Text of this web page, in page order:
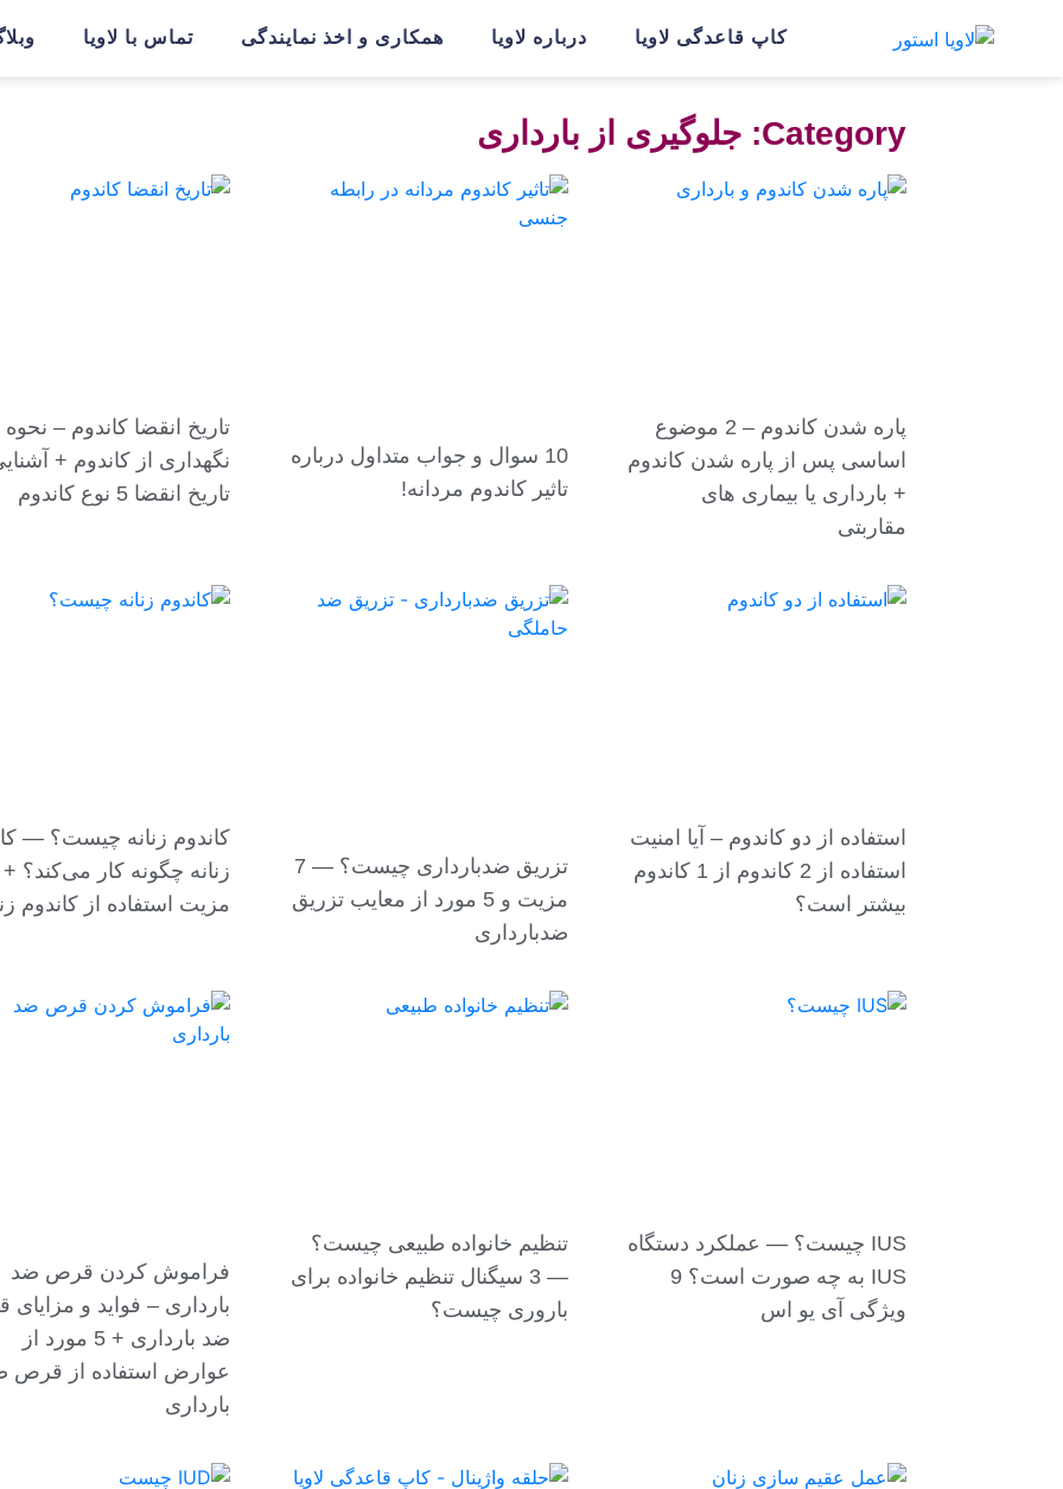
کاپ قاعدگی لاویا درباره لاویا همکاری و اخذ نمایندگی تماس با لاویا
Category: جلوگیری از بارداری
پاره شدن کاندوم – 2 موضوع
اساسی پس از پاره شدن کاندوم
+ بارداری یا بیماری های
مقاربتی
10 سوال و جواب متداول درباره
تاثیر کاندوم مردانه!
تاریخ انقضا کاندوم – نحوه
نگهداری از کاندوم +
تاریخ انقضا 5 نوع کاندوم
استفاده از دو کاندوم – آیا امنیت
استفاده از 2 کاندوم از 1 کاندوم
بیشتر است؟
تزریق ضدبارداری چیست؟ — 7
مزیت و 5 مورد از معایب تزریق
ضدبارداری
کاندوم زنانه چیست؟ —
مزیت استفاده از کاندوم
IUS چیست؟ — عملکرد دستگاه
IUS به چه صورت است؟ 9
ویژگی آی یو اس
تنظیم خانواده طبیعی چیست؟
— 3 سیگنال تنظیم خانواده برای
باروری چیست؟
فراموش کردن قرص ضد
بارداری – فواید و
ضد بارداری + 5 مورد از
عوارض استفاده از قرص
بارداری